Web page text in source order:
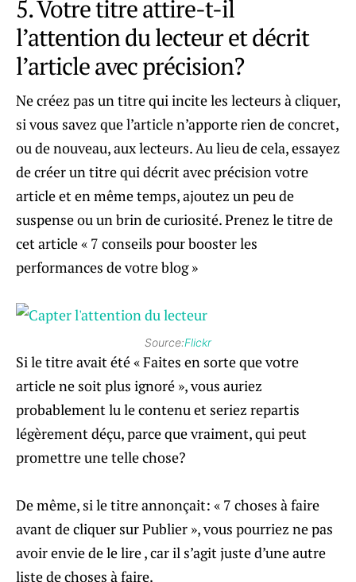
5. Votre titre attire-t-il
l’attention du lecteur et décrit
l’article avec précision?
Ne créez pas un titre qui incite les lecteurs à cliquer,
si vous savez que l’article n’apporte rien de concret,
ou de nouveau, aux lecteurs. Au lieu de cela, essayez
de créer un titre qui décrit avec précision votre
article et en même temps, ajoutez un peu de
suspense ou un brin de curiosité. Prenez le titre de
cet article « 7 conseils pour booster les
performances de votre blog »
Source:Flickr
Si le titre avait été « Faites en sorte que votre
article ne soit plus ignoré », vous auriez
probablement lu le contenu et seriez repartis
légèrement déçu, parce que vraiment, qui peut
promettre une telle chose?
De même, si le titre annonçait: « 7 choses à faire
avant de cliquer sur Publier », vous pourriez ne pas
avoir envie de le lire , car il s’agit juste d’une autre
liste de choses à faire.